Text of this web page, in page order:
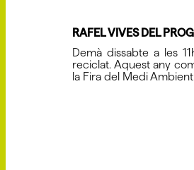
RAFEL VIVES DEL
Demà dissabte a les
reciclat. Aquest any
la Fira del Medi